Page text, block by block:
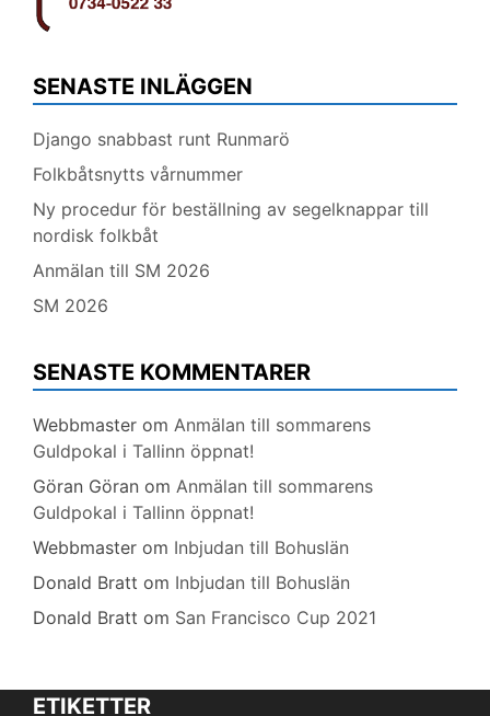
SENASTE INLÄGGEN
Django snabbast runt Runmarö
Folkbåtsnytts vårnummer
Ny procedur för beställning av segelknappar till
nordisk folkbåt
Anmälan till SM 2026
SM 2026
SENASTE KOMMENTARER
Webbmaster om Anmälan till sommarens
Guldpokal i Tallinn öppnat!
Göran Göran om Anmälan till sommarens
Guldpokal i Tallinn öppnat!
Webbmaster om Inbjudan till Bohuslän
Donald Bratt om Inbjudan till Bohuslän
Donald Bratt om San Francisco Cup 2021
ETIKETTER